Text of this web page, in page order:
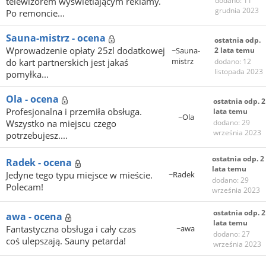
Po remoncie...
grudnia 2023
Sauna-mistrz - ocena
Wprowadzenie opłaty 25zl dodatkowej
do kart partnerskich jest jakaś
pomyłka...
~Sauna-
mistrz
ostatnia odp.
2 lata temu
dodano: 12
listopada 2023
Ola - ocena
Profesjonalna i przemiła obsługa.
Wszystko na miejscu czego
potrzebujesz....
~Ola
ostatnia odp. 2
lata temu
dodano: 29
września 2023
Radek - ocena
Jedyne tego typu miejsce w mieście.
Polecam!
~Radek
ostatnia odp. 2
lata temu
dodano: 29
września 2023
awa - ocena
Fantastyczna obsługa i cały czas
coś ulepszają. Sauny petarda!
~awa
ostatnia odp. 2
lata temu
dodano: 27
września 2023